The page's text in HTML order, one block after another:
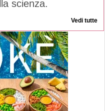
scienza.
Vedi tutte